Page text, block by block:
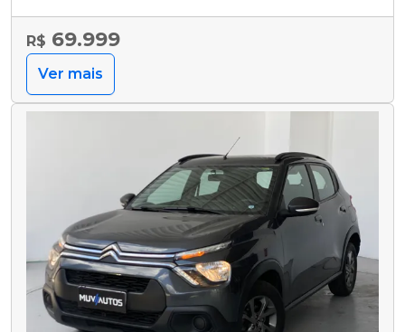
R$ 69.999
Ver mais